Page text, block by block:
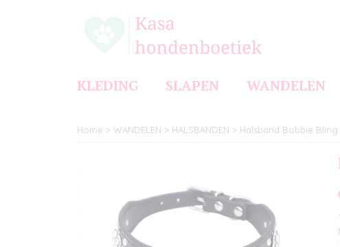
KLEDING SLAPEN WANDELEN
Home > WANDELEN > HALSBANDEN > Halsband Bobbie Bling